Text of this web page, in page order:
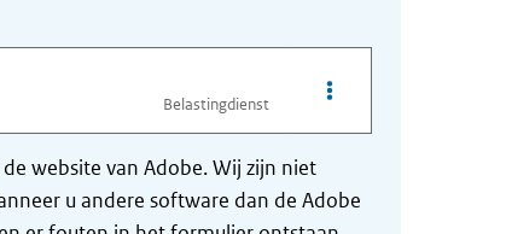
Belastingdienst
Opties van bestand
website van Adobe. Wij zijn niet
u andere software dan de Adobe